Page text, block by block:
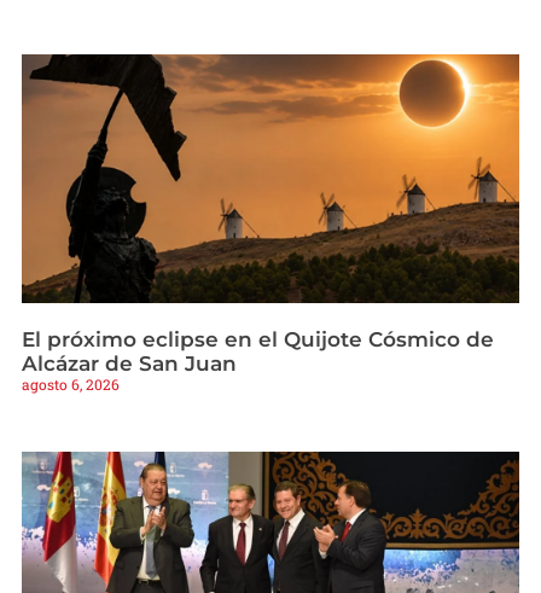
El próximo eclipse en el Quijote Cósmico de
Alcázar de San Juan
agosto 6, 2026